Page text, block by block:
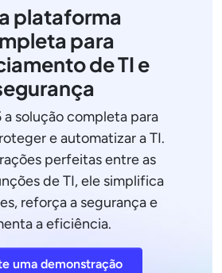
plataforma
para
de TI e
a solução completa para
e automatizar a TI.
perfeitas entre as
de TI, ele simplifica
reforça a segurança e
a eficiência.
uma demonstração